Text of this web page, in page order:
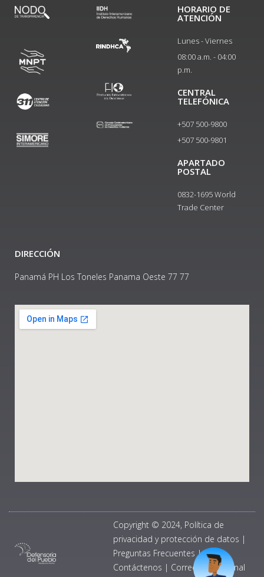
HORARIO DE
ATENCIÓN
Lunes - Viernes
08:00 a.m. - 04:00
p.m.
CENTRAL
TELEFÓNICA
+507 500-9800
+507 500-9801​
APARTADO
POSTAL
0832-1695 World
Trade Center
DIRECCIÓN
Panamá PH Los Toneles Panama Oeste 77 77
Copyright © 2024, Política de
privacidad y protección de datos |
Preguntas Frecuentes |
Contáctenos | Correo Institucional